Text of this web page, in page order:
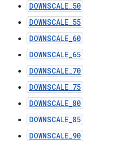
DOWNSCALE_50
DOWNSCALE_55
DOWNSCALE_60
DOWNSCALE_65
DOWNSCALE_70
DOWNSCALE_75
DOWNSCALE_80
DOWNSCALE_85
DOWNSCALE_90